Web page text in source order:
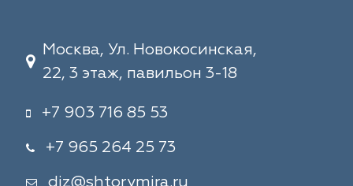
Москва, Ул. Новокосинская,
22, 3 этаж, павильон 3-18
+7 903 716 85 53
+7 965 264 25 73
diz@shtorymira.ru